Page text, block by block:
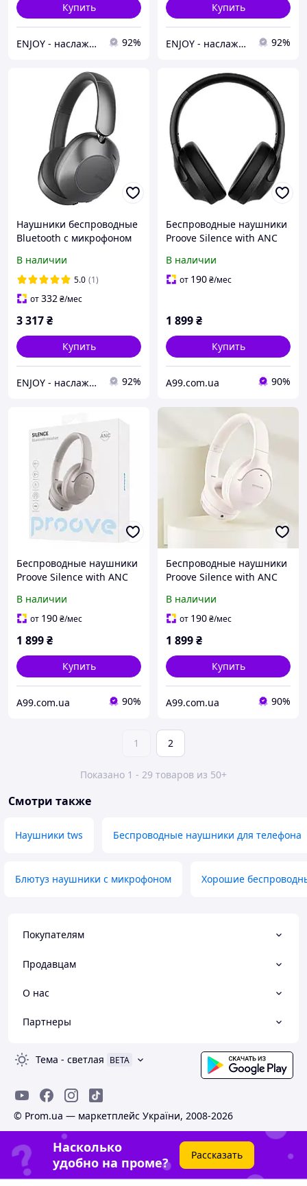
Купить
ENJOY - наслаждайтесь покупками вместе с нами! 92%
Купить
ENJOY - наслаждайтесь покупками вместе с нами! 92%
Наушники беспроводные
Bluetooth c микрофоном
ANС |BT5.3, 55H, AUX,
Type-C| dark gray
В наличии
5.0 (1)
от332₴/мес
3 317₴
Купить
ENJOY - наслаждайтесь покупками вместе с нами! 92%
Беспроводные наушники
Proove Silence with ANC
В наличии
от 190₴/мес
1 899₴
Купить
A99.com.ua 90%
Беспроводные наушники
Proove Silence with ANC
В наличии
от 190₴/мес
1 899₴
Купить
A99.com.ua 90%
Беспроводные наушники
Proove Silence with ANC
В наличии
от 190₴/мес
1 899₴
Купить
A99.com.ua 90%
1 2
Показано 1 - 29 товаров из 50+
Смотри также
Наушники tws Беспроводные наушники для телефона
Блютуз наушники с микрофоном Хорошие
Покупателям
Продавцам
О нас
Партнеры
Тема - светлая BETA
© Prom.ua — маркетплейс України, 2008-2026
Насколько
удобно на проме?
Рассказать